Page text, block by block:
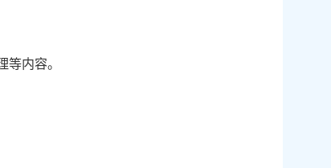
内容。